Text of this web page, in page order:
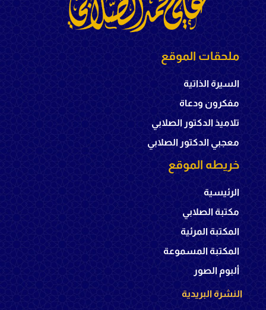
ملحقات الموقع
السيرة الذاتية
مفكرون ودعاة
تلاميذ الدكتور الصلابي
معجبي الدكتور الصلابي
خريطه الموقع
الرئيسية
مكتبة الصلابي
المكتبة المرئية
المكتبة المسموعة
ألبوم الصور
النشرة البريدية